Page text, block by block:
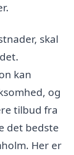
skal
kan
og
tilbud fra
det bedste
Her er